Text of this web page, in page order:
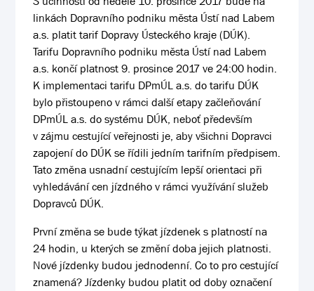
linkách Dopravního podniku města Ústí nad Labem
a.s. platit tarif Dopravy Ústeckého kraje (DÚK).
Tarifu Dopravního podniku města Ústí nad Labem
a.s. končí platnost 9. prosince 2017 ve 24:00 hodin.
K implementaci tarifu DPmÚL a.s. do tarifu DÚK
bylo přistoupeno v rámci další etapy začleňování
DPmÚL a.s. do systému DÚK, neboť především
v zájmu cestující veřejnosti je, aby všichni Dopravci
zapojení do DÚK se řídili jedním tarifním předpisem.
Tato změna usnadní cestujícím lepší orientaci při
vyhledávání cen jízdného v rámci využívání služeb
Dopravců DÚK.
První změna se bude týkat jízdenek s platností na
24 hodin, u kterých se změní doba jejich platnosti.
Nové jízdenky budou jednodenní. Co to pro cestující
znamená? Jízdenky budou platit od doby označení